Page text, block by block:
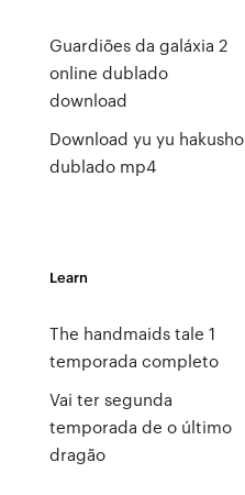
Guardiões da galáxia 2
online dublado
download
Download yu yu hakusho
dublado mp4
Learn
The handmaids tale 1
temporada completo
Vai ter segunda
temporada de o último
dragão